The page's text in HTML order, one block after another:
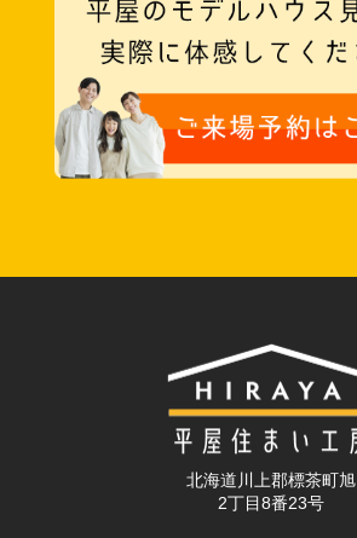
北海道川上郡標茶町旭
2丁目8番23号